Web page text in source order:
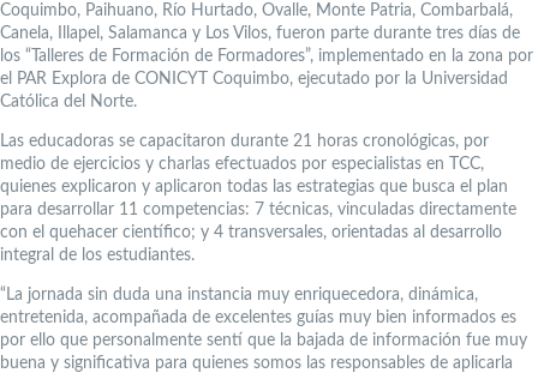
Coquimbo, Paihuano, Río Hurtado, Ovalle, Monte Patria, Combarbalá,
Canela, Illapel, Salamanca y Los Vilos, fueron parte durante tres días de
los “Talleres de Formación de Formadores”, implementado en la zona por
el PAR Explora de CONICYT Coquimbo, ejecutado por la Universidad
Católica del Norte.
Las educadoras se capacitaron durante 21 horas cronológicas, por
medio de ejercicios y charlas efectuados por especialistas en TCC,
quienes explicaron y aplicaron todas las estrategias que busca el plan
para desarrollar 11 competencias: 7 técnicas, vinculadas directamente
con el quehacer científico; y 4 transversales, orientadas al desarrollo
integral de los estudiantes.
“La jornada sin duda una instancia muy enriquecedora, dinámica,
entretenida, acompañada de excelentes guías muy bien informados es
por ello que personalmente sentí que la bajada de información fue muy
buena y significativa para quienes somos las responsables de aplicarla